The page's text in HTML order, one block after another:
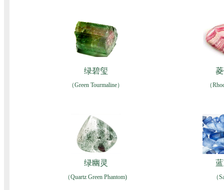
绿碧玺
（Green Tourmaline） （
绿幽灵
（Quartz Green Phantom) （